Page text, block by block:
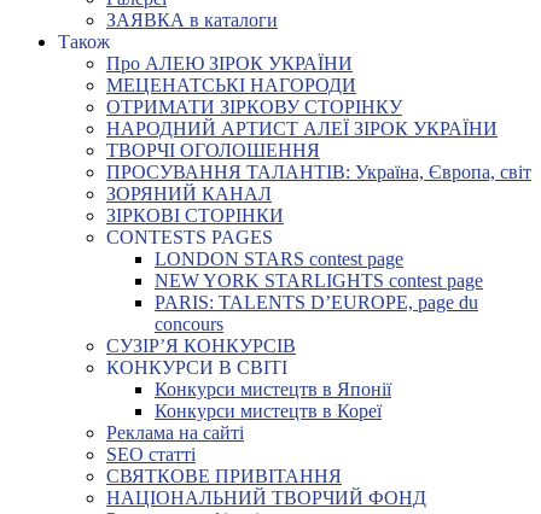
ЗАЯВКА в каталоги
Також
Про АЛЕЮ ЗІРОК УКРАЇНИ
МЕЦЕНАТСЬКІ НАГОРОДИ
ОТРИМАТИ ЗІРКОВУ СТОРІНКУ
НАРОДНИЙ АРТИСТ АЛЕЇ ЗІРОК УКРАЇНИ
ТВОРЧІ ОГОЛОШЕННЯ
ПРОСУВАННЯ ТАЛАНТІВ: Україна, Європа, світ
ЗОРЯНИЙ КАНАЛ
ЗІРКОВІ СТОРІНКИ
CONTESTS PAGES
LONDON STARS contest page
NEW YORK STARLIGHTS contest page
PARIS: TALENTS D’EUROPE, page du
concours
СУЗІР’Я КОНКУРСІВ
КОНКУРСИ В СВІТІ
Конкурси мистецтв в Японії
Конкурси мистецтв в Кореї
Реклама на сайті
SEO статті
СВЯТКОВЕ ПРИВІТАННЯ
НАЦІОНАЛЬНИЙ ТВОРЧИЙ ФОНД